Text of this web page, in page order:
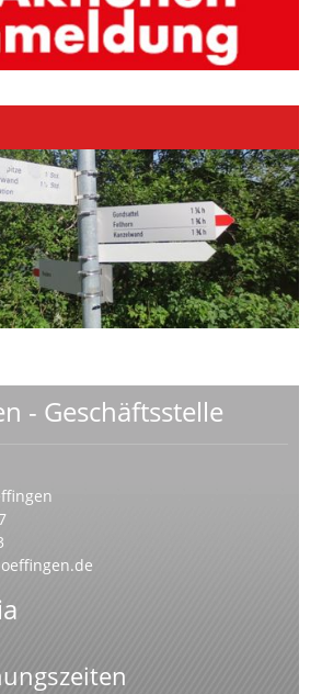
- Geschäftsstelle